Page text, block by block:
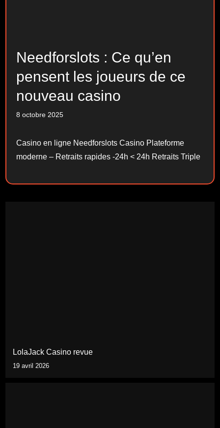
Needforslots : Ce qu’en
pensent les joueurs de ce
nouveau casino
8 octobre 2025
Casino en ligne Needforslots Casino Plateforme
moderne – Retraits rapides -24h < 24h Retraits Triple
LolaJack Casino revue
19 avril 2026